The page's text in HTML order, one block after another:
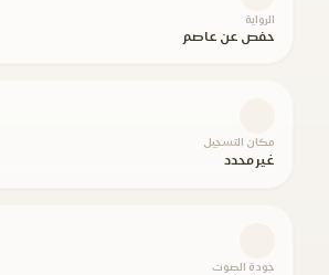
الرواية
حفص عن عاصم
مكان التسجيل
غير محدد
جودة الصوت